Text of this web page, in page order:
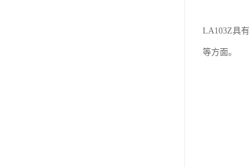
LA103Z具
等方面。